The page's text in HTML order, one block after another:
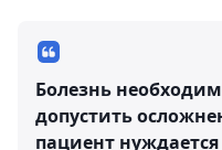
Болезнь
допустить
пациент